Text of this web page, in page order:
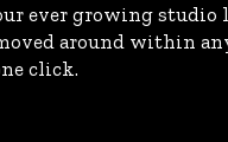
ever growing studio
around within
click.